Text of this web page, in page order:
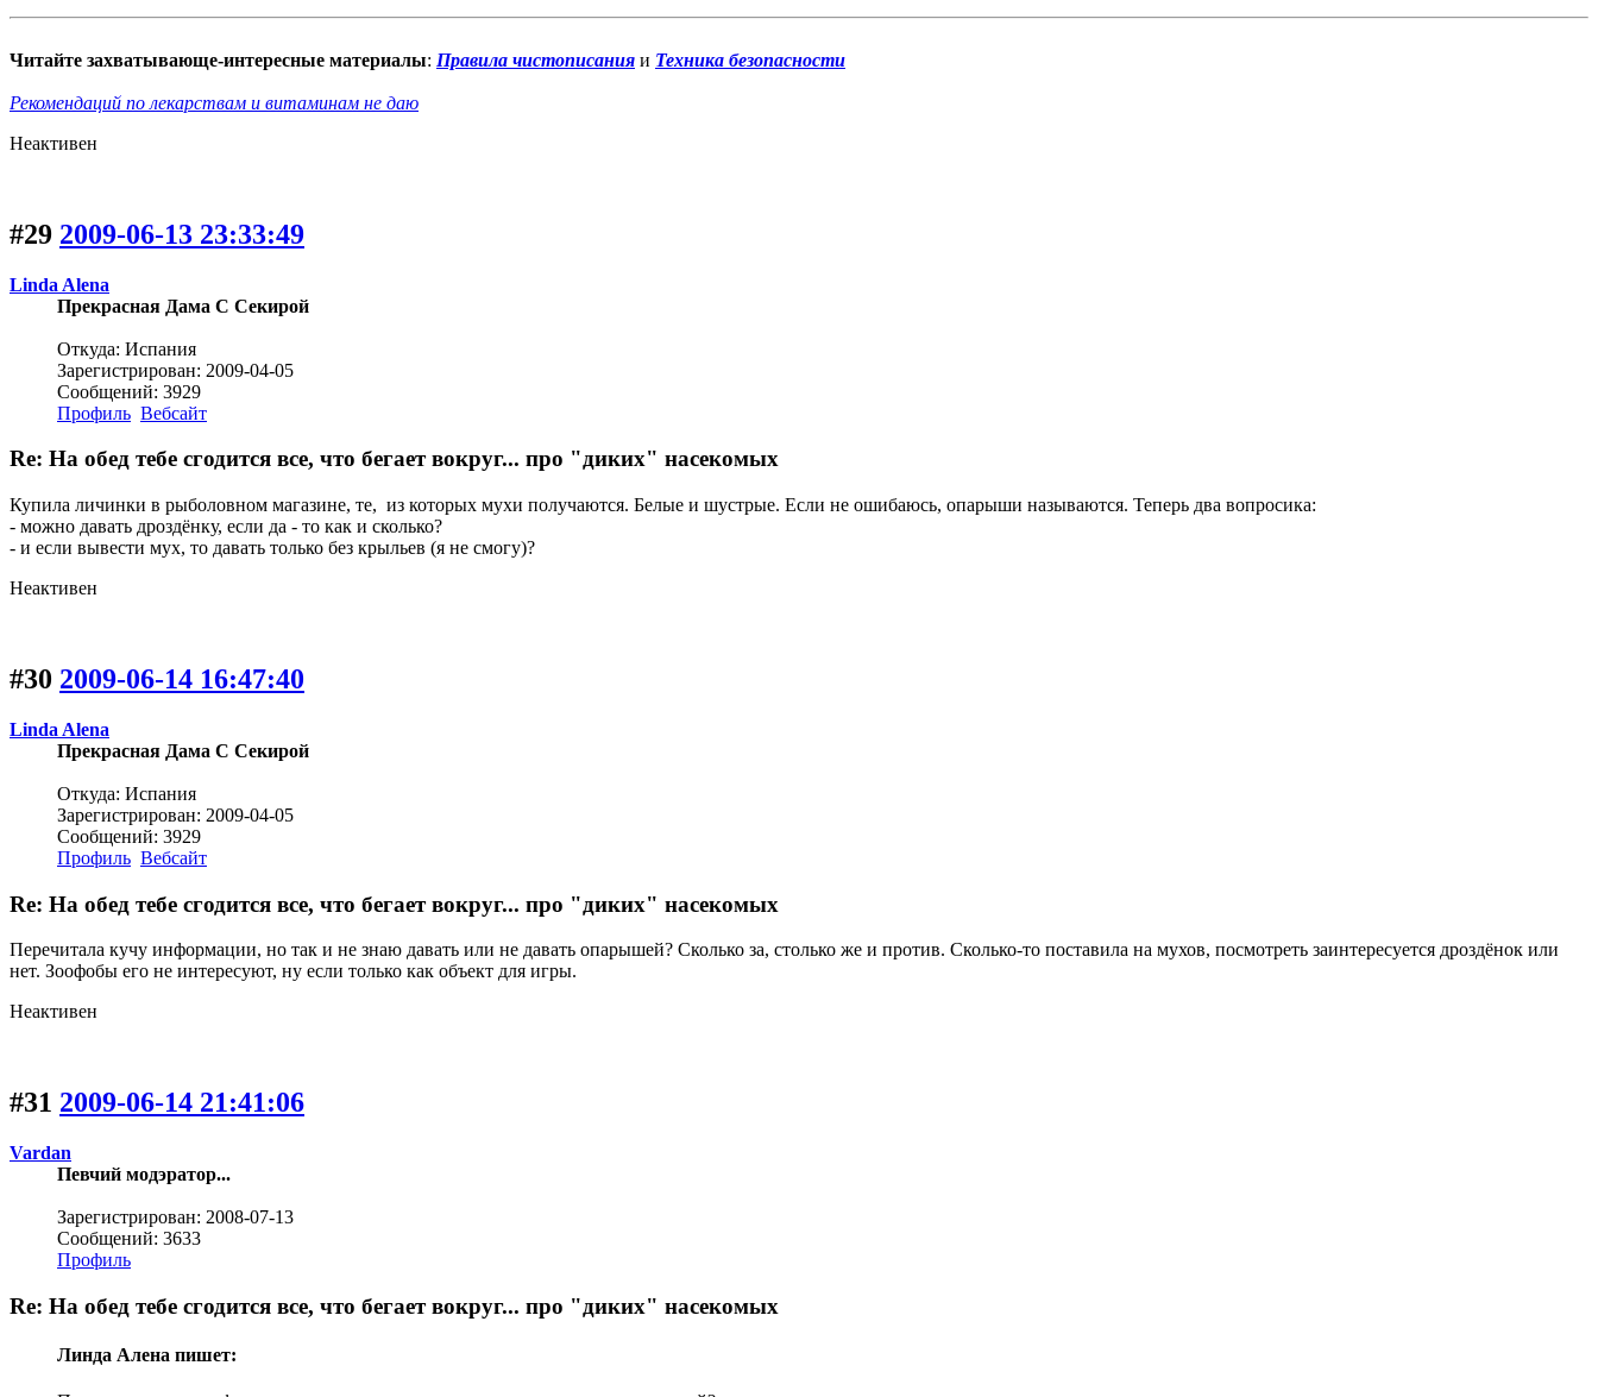
Читайте захватывающе-интересные материалы: Правила чистописания и Техника безопасности
Рекомендаций по лекарствам и витаминам не даю
Неактивен
#29 2009-06-13 23:33:49
Linda Alena
Прекрасная Дама С Секирой
Откуда: Испания
Зарегистрирован: 2009-04-05
Сообщений: 3929
Профиль Вебсайт
Re: На обед тебе сгодится все, что бегает вокруг... про "диких" насекомых
Купила личинки в рыболовном магазине, те, из которых мухи получаются. Белые и шустрые. Если не ошибаюсь, опарыши называются. Теперь два вопросика:
- можно давать дроздёнку, если да - то как и сколько?
- и если вывести мух, то давать только без крыльев (я не смогу)?
Неактивен
#30 2009-06-14 16:47:40
Linda Alena
Прекрасная Дама С Секирой
Откуда: Испания
Зарегистрирован: 2009-04-05
Сообщений: 3929
Профиль Вебсайт
Re: На обед тебе сгодится все, что бегает вокруг... про "диких" насекомых
Перечитала кучу информации, но так и не знаю давать или не давать опарышей? Сколько за, столько же и против. Сколько-то поставила на мухов, посмотреть заинтересуется дроздёнок или
нет. Зоофобы его не интересуют, ну если только как объект для игры.
Неактивен
#31 2009-06-14 21:41:06
Vardan
Певчий модэратор...
Зарегистрирован: 2008-07-13
Сообщений: 3633
Профиль
Re: На обед тебе сгодится все, что бегает вокруг... про "диких" насекомых
Линда Алена пишет: